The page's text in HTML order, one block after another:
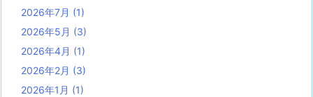
2026年7月 (1)
2026年5月 (3)
2026年4月 (1)
2026年2月 (3)
2026年1月 (1)